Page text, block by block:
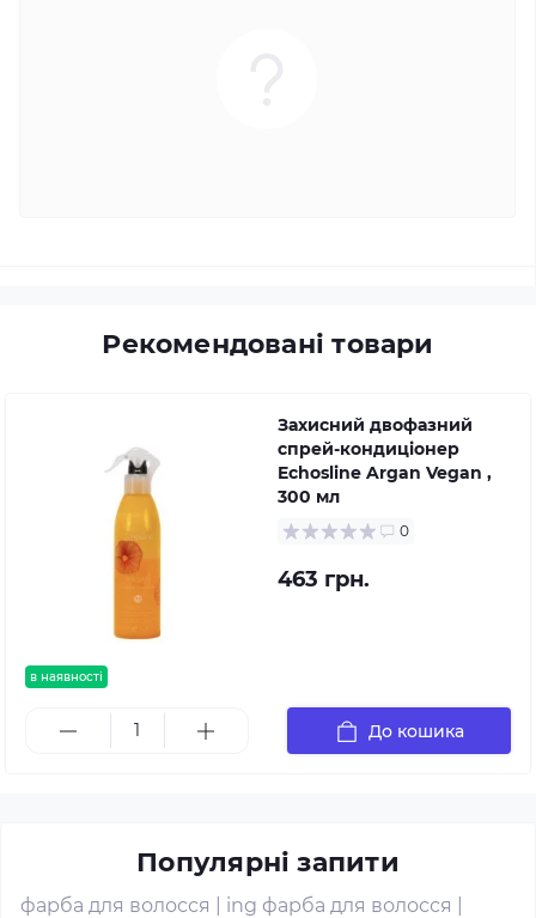
Рекомендовані товари
в наявності
Захисний двофазний
спрей-кондиціонер
Echosline Argan Vegan ,
300 мл
0
463 грн.
До кошика
Популярні запити
фарба для волосся ing фарба для волосся